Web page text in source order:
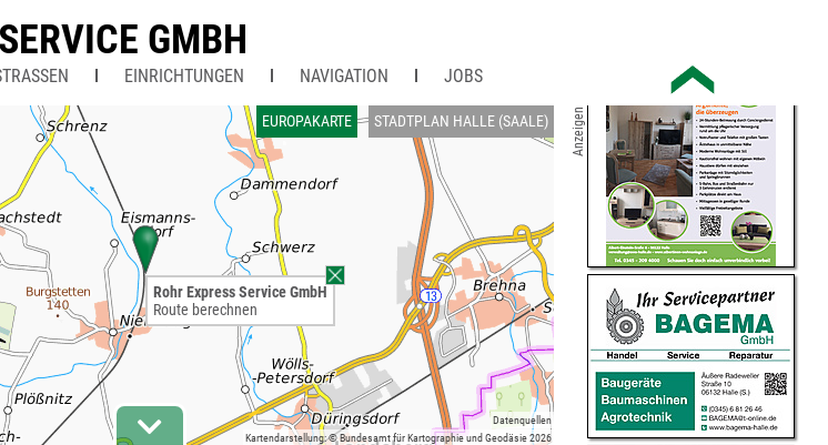
GMBH
EINRICHTUNGEN NAVIGATION JOBS
EUROPAKARTE STADTPLAN HALLE (SAALE)
Kartendarstellung: © Bundesamt für Kartographie und Geodäsie 2026
Datenquellen
Rohr Express Service GmbH
Route berechnen
Anzeigen